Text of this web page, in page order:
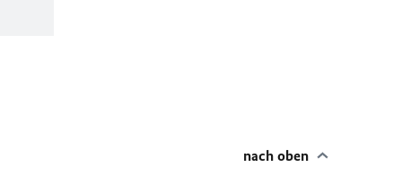
nach oben